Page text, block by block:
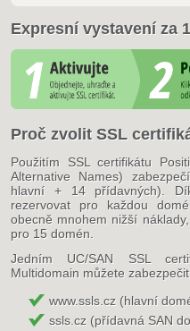
Expresní vystavení za
Proč zvolit SSL
Použitím SSL certifikátu
Alternative Names)
hlavní + 14 přídavných).
rezervovat pro každou
obecně mnohem nižší
pro 15 domén.
Jedním UC/SAN SSL
Multidomain můžete
www.ssls.cz (hlavní
ssls.cz (přídavná SAN